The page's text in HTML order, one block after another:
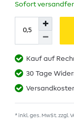
Sofort
Kauf auf
30 Tage
* inkl. ges. MwSt. zzgl.